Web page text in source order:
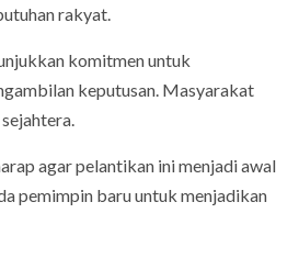
rakyat.
komitmen untuk
keputusan. Masyarakat
agar pelantikan ini menjadi awal
pemimpin baru untuk menjadikan